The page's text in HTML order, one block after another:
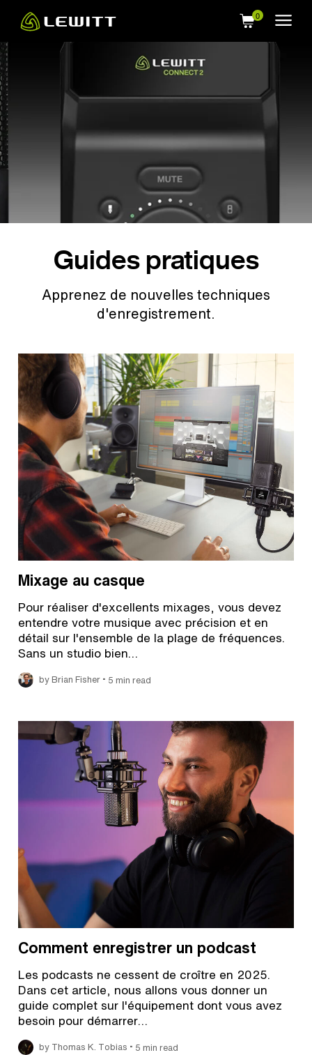
main
content
Guides pratiques
Apprenez de nouvelles techniques
d'enregistrement.
Mixage au casque
Pour réaliser d'excellents mixages, vous devez
entendre votre musique avec précision et en
détail sur l'ensemble de la plage de fréquences.
Sans un studio bien…
by Brian Fisher • 5 min read
Comment enregistrer un podcast
Les podcasts ne cessent de croître en 2025.
Dans cet article, nous allons vous donner un
guide complet sur l'équipement dont vous avez
besoin pour démarrer…
by Thomas K. Tobias • 5 min read